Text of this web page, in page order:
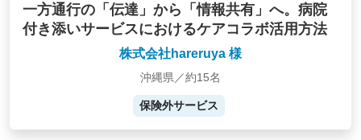
一方通行の「伝達」から「情報共有」へ。病院
付き添いサービスにおけるケアコラボ活用方法
株式会社hareruya 様
沖縄県／約15名
保険外サービス